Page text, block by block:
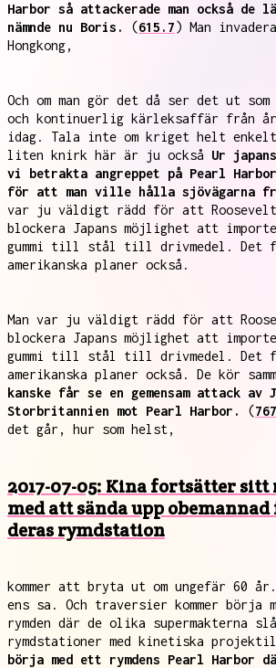
Harbor så attackerade man också de
nämnde nu Boris.
(615.7) Man
Hongkong,
Och om man gör det då ser det ut
och kontinuerlig kärleksaffär från
idag. Tala inte om kriget helt
liten knirk här är ju också Ur
vi betrakta angreppet på Pearl
för att man ville hålla sjövägarna
var ju väldigt rädd för att
blockera Japans möjlighet att
gummi till stål till drivmedel. Det
amerikanska planer också.
Man var ju väldigt rädd för att
blockera Japans möjlighet att
gummi till stål till drivmedel. Det
amerikanska planer också. De kör
kanske får se en gemensam attack av
Storbritannien mot Pearl Harbor.
(
det går, hur som helst,
2017-07-05: Kina fortsätter
med att sända upp
deras rymdstation
kommer att bryta ut om ungefär 60
ens sa. Och traversier kommer börja
rymden där de olika supermakterna
rymdstationer med kinetiska
börja med ett rymdens Pearl Harbor